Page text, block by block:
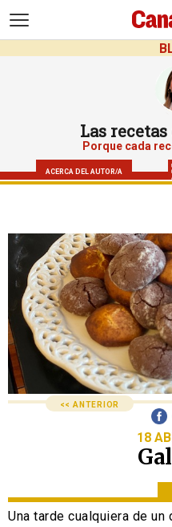
Las
Porque cada
ACERCA DEL AUTOR/A
<< ANTERIOR
18
Una tarde cualquiera de